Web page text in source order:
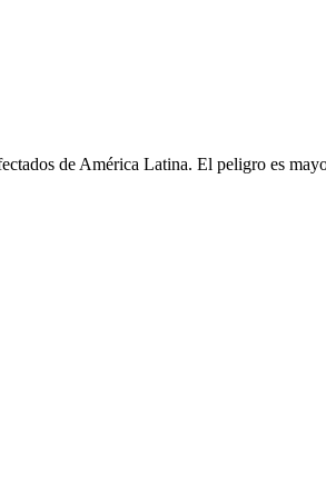
de América Latina. El peligro es